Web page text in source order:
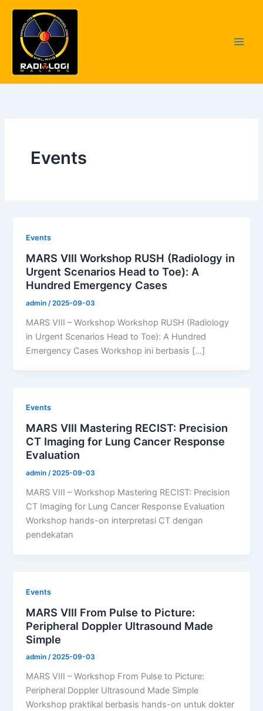
Skip
content
Events
Events
MARS VIII Workshop RUSH (Radiology in
Urgent Scenarios Head to Toe): A
Hundred Emergency Cases
admin /2025-09-03
MARS VIII – Workshop Workshop RUSH (Radiology
in Urgent Scenarios Head to Toe): A Hundred
Emergency Cases Workshop ini berbasis […]
Events
MARS VIII Mastering RECIST: Precision
CT Imaging for Lung Cancer Response
Evaluation
admin/2025-09-03
MARS VIII – Workshop Mastering RECIST: Precision
CT Imaging for Lung Cancer Response Evaluation
Workshop hands-on interpretasi CT dengan
pendekatan
Events
MARS VIII From Pulse to Picture:
Peripheral Doppler Ultrasound Made
Simple
admin/2025-09-03
MARS VIII – Workshop From Pulse to Picture:
Peripheral Doppler Ultrasound Made Simple
Workshop praktikal berbasis hands-on untuk dokter